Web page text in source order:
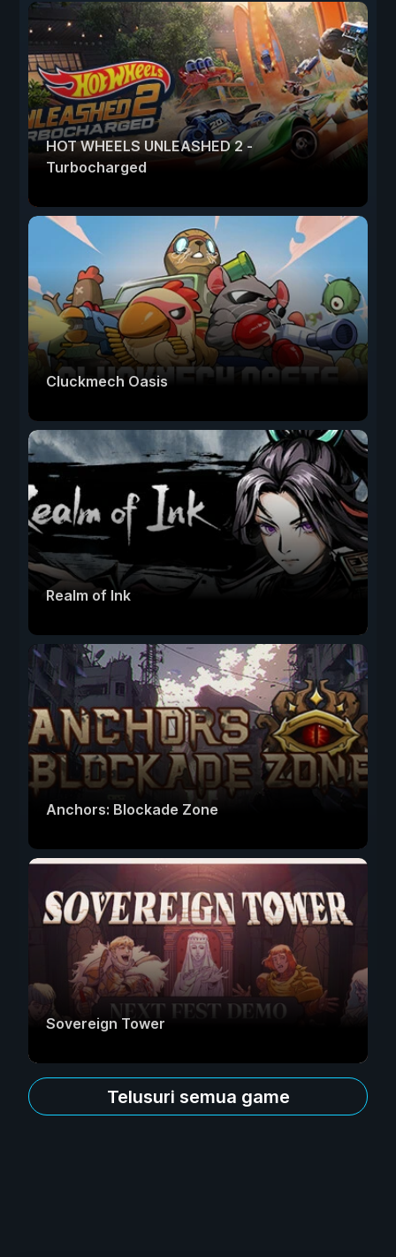
HOT WHEELS UNLEASHED 2 -
Turbocharged
Cluckmech Oasis
Realm of Ink
Anchors: Blockade Zone
Sovereign Tower
Telusuri semua game